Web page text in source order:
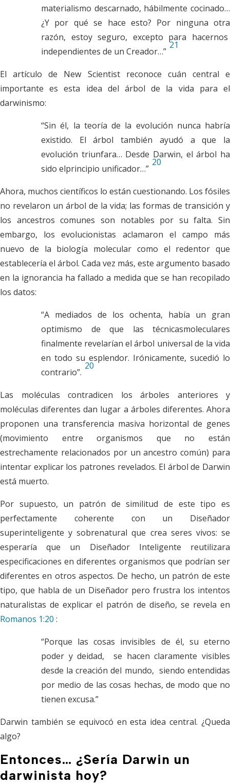
materialismo descarnado, hábilmente cocinado…
¿Y por qué se hace esto? Por ninguna otra
razón, estoy seguro, excepto para hacernos
independientes de un Creador…”
21
El artículo de New Scientistreconoce cuán central e
importante es esta idea del árbol de la vida para el
darwinismo:
“Sin él, la teoría de la evolución nunca habría
existido. El árbol también ayudó a que la
evolución triunfara… Desde Darwin, el árbol ha
sido elprincipio unificador…”
20
Ahora, muchos científicos lo están cuestionando. Los fósiles
no revelaron un árbol de la vida; las formas de transición y
los ancestros comunes son notables por su falta. Sin
embargo, los evolucionistas aclamaron el campo más
nuevo de la biología molecular como el redentor que
establecería el árbol. Cada vez más, este argumento basado
en la ignorancia ha fallado a medida que se han recopilado
los datos:
“A mediados de los ochenta, había un gran
optimismo de que las técnicasmoleculares
finalmente revelarían el árbol universal de la vida
en todo su esplendor. Irónicamente, sucedió lo
contrario”.
20
Las moléculas contradicen los árboles anteriores y
moléculas diferentes dan lugar a árboles diferentes. Ahora
proponen una transferencia masiva horizontal de genes
(movimiento entre organismos que no están
estrechamente relacionados por un ancestro común) para
intentar explicar los patrones revelados. El árbol de Darwin
está muerto.
Por supuesto, un patrón de similitud de este tipo es
perfectamente coherente con un Diseñador
superinteligente y sobrenatural que crea seres vivos: se
esperaría que un Diseñador Inteligente reutilizara
especificaciones en diferentes organismos que podrían ser
diferentes en otros aspectos. De hecho, un patrón de este
tipo, que habla de un Diseñador pero frustra los intentos
naturalistas de explicar el patrón de diseño, se revela en
Romanos 1:20 :
“Porque las cosas invisibles de él, su eterno
poder y deidad, se hacen claramente visibles
desde la creación del mundo, siendo entendidas
por medio de las cosas hechas, de modo que no
tienen excusa.”
Darwin también se equivocó en esta idea central. ¿Queda
algo?
Entonces… ¿Sería Darwin un
darwinista hoy?